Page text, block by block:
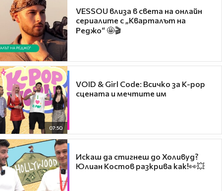
VESSOU влиза в света на онлайн
сериалите с „Кварталът на
Реджо“ 🤩🎬
07:50
VOID & Girl Code: Всичко за K-pop
сцената и мечтите им
Искаш да стигнеш до Холивуд?
Юлиан Костов разкрива как!👀💥